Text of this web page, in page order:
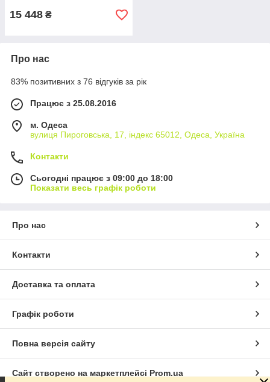
15 448 ₴
Про нас
83% позитивних з 76 відгуків за рік
Працює з 25.08.2016
м. Одеса
вулиця Пироговська, 17, індекс 65012, Одеса, Україна
Контакти
Сьогодні працює з 09:00 до 18:00
Показати весь графік роботи
Про нас
Контакти
Доставка та оплата
Графік роботи
Повна версія сайту
Сайт створено на маркетплейсі Prom.ua